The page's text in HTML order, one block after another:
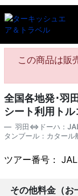
この商品は販
全国各地発･羽
シート利用ト
羽田⇔ドーハ：
タンブール：カタール
ツアー番号：
その他料金（お